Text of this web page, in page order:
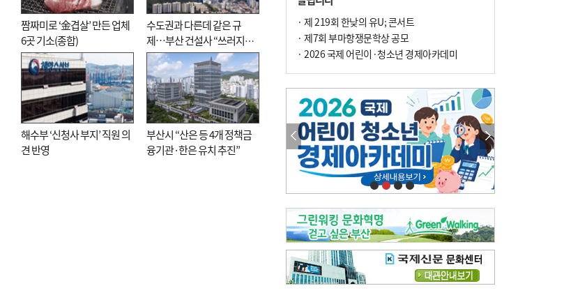
짬짜미로 ‘金겹살’ 만든 업체
6곳 기소(종합)
수도권과 다른데 같은 규
제…부산 건설사 “쓰러지기
직전”
해수부 ‘신청사 부지’ 직원 의
견 반영
부산시 “산은 등 4개 정책금
융기관·한은 유치 추진”
박현주의 책 이야기[전체보기]
세계유산 ‘한국의 갯벌’ 얼마나 알고 있나요
문재필-여름_저녁무렵의호수
이 한편의 시조[전체보기]
참선 /오기환
고향 /김진규
주말 영화 박스오피스[전체보기]
‘스파이더맨’ 개봉 5일 만에 300만 돌풍…박스오피스·예매율 동시 1위
‘호프’ 개봉 11일 만에 관객 300만…‘스파이더맨’ 예매율 68.8% 1위
오늘의 운세- [전체보기]
오늘의 운세- 2026년 8월 6일 (음 6월 24일)
오늘의 운세- 2026년 8월 5일 (음 6월 23일)
조해훈의 고전 속 이 문장 [전체보기]
입추 지났는데도 덥다며 신유안에게 보낸 박규수의 편지
· 제 219회 한낮의 유U; 콘서트
· 제7회 부마항쟁문학상 공모
· 2026 국제 어린이·청소년 경제아카데미